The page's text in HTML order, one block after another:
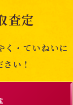
査定
く・ていねいに
い！